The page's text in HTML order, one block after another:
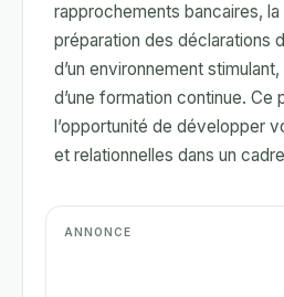
rapprochements bancaires,
préparation des déclarations
d’un environnement
d’une formation continue.
l’opportunité de développer
et relationnelles dans un